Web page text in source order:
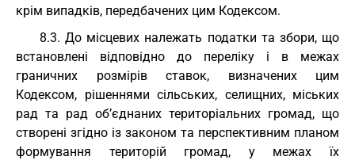
крім випадків, передбачених цим Кодексом.
8.3. До місцевих належать податки та збори, що
встановлені відповідно до переліку і в межах
граничних розмірів ставок, визначених цим
Кодексом, рішеннями сільських, селищних, міських
рад та рад об’єднаних територіальних громад, що
створені згідно із законом та перспективним планом
формування територій громад, у межах їх